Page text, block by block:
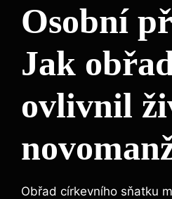
Osobní
Jak
ovlivnil
Obřad církevního sňatku